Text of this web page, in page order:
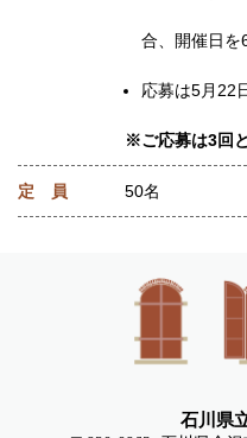
合、開催日を
応募は5月22
※ご応募は3回
定 員 50名
石川県